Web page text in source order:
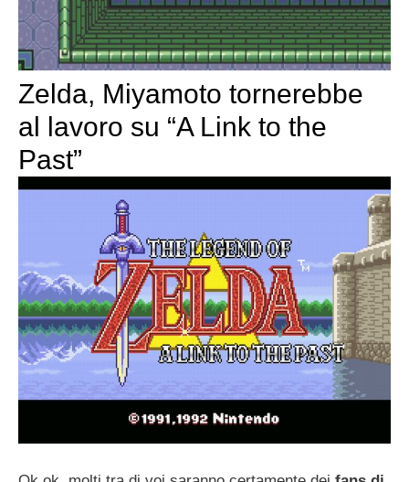
Zelda, Miyamoto tornerebbe
al lavoro su “A Link to the
Past”